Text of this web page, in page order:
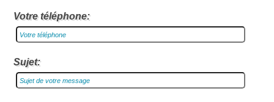
Votre téléphone:
Sujet: